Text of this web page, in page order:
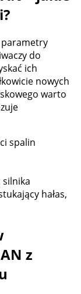
parametry
do
ich
nowych
warto
spalin
silnika
hałas,
z